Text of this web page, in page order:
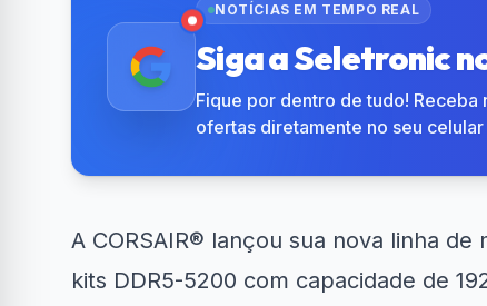
NOTÍCIAS EM TEMPO REAL
Siga a Seletronic
Fique por dentro de tudo! Receba
ofertas diretamente no seu
A CORSAIR® lançou sua nova linha de
kits DDR5-5200 com capacidade de